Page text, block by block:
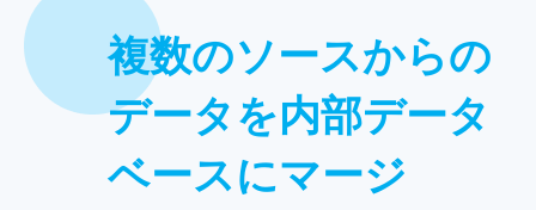
複数のソースからの
データを内部データ
ベースにマージ